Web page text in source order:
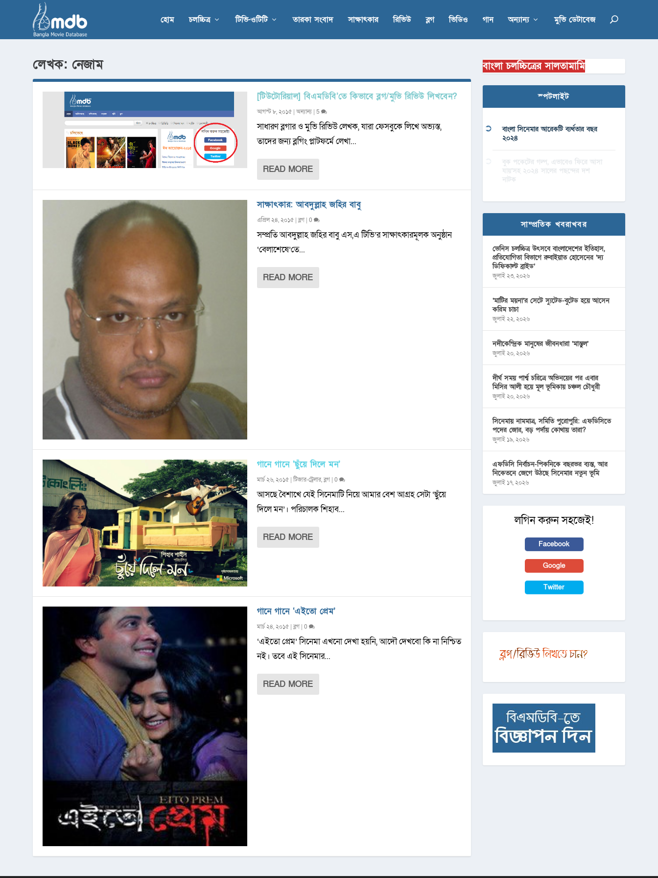
হোম চলচ্চিত্র টিভি-ওটিটি তারকা সংবাদ সাক্ষাৎকার রিভিউ ব্লগ ভিডিও গান অন্যান্য মুভি ডেটাবেজ
লেখক: নেজাম
[টিউটোরিয়াল] বিএমডিবি’তে কিভাবে ব্লগ/মুভি রিভিউ লিখবেন?
আগস্ট ৮, ২০১৫|অন্যান্য| 5
সাধারণ ব্লগার ও মুভি রিভিউ লেখক, যারা ফেসবুকে লিখে অভ্যস্ত,
তাদের জন্য ব্লগিং প্লাটফর্মে লেখা...
READ MORE
সাক্ষাৎকার: আবদুল্লাহ জহির বাবু
এপ্রিল ২৪, ২০১৫|ব্লগ| 0
সম্প্রতি আবদুল্লাহ জহির বাবু এস,এ টিভি’র সাক্ষাৎকারমূলক অনুষ্ঠান
‘বেলাশেষে’তে...
READ MORE
গানে গানে ‘ছুঁয়ে দিলে মন’
মার্চ ২৬, ২০১৫|টিজার-ট্রেলার,ব্লগ| 0
আসছে বৈশাখে যেই সিনেমাটি নিয়ে আমার বেশ আগ্রহ সেটা ‘ছুঁয়ে
দিলে মন’। পরিচালক শিহাব...
READ MORE
গানে গানে ‘এইতো প্রেম’
মার্চ ২৪, ২০১৫|ব্লগ| 0
‘এইতো প্রেম’ সিনেমা এখনো দেখা হয়নি, আদৌ দেখবো কি না নিশ্চিত
নই। তবে এই সিনেমার...
READ MORE
বাংলা চলচ্চিত্রের সালতামামি
স্পটলাইট
বাংলা সিনেমার আরেকটি ব্যর্থতার বছর
২০২৪
বুক পকেটের গল্প, এভাবেও ফিরে আসা
যায়’সহ ২০২৪ সালের পছন্দের দশ
নাটক
সাম্প্রতিক খবরাখবর
ভেনিস চলচ্চিত্র উৎসবে বাংলাদেশের ইতিহাস,
প্রতিযোগিতা বিভাগে রুবাইয়াত হোসেনের ‘দ্য
ডিফিকাল্ট ব্রাইড’
জুলাই ২৩, ২০২৬
‘মাটির ময়না’র সেটে স্যুটেড-বুটেড হয়ে আসেন
করিম চাচা
জুলাই ২২, ২০২৬
নদীকেন্দ্রিক মানুষের জীবনধারা ‘মাস্তুল’
জুলাই ২০, ২০২৬
দীর্ঘ সময় পার্শ্ব চরিত্রে অভিনয়ের পর এবার
মিসির আলী হয়ে মূল ভূমিকায় চঞ্চল চৌধুরী
জুলাই ২০, ২০২৬
সিনেমায় নামমাত্র, সমিতি পুরোপুরি: এফডিসিতে
পদের জোর, বড় পর্দায় কোথায় তারা?
জুলাই ১৯, ২০২৬
এফডিসি নির্বাচন-পিকনিকে বছরভর ব্যস্ত, আর
নিকেতনে জেগে উঠছে সিনেমার নতুন ভূমি
জুলাই ১৭, ২০২৬
লগিন করুন সহজেই!
Facebook
Google
Twitter